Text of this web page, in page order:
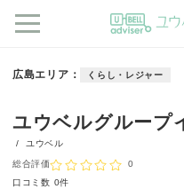
広島エリア くらし・レジャー
ユウベルグループ
/ ユウベル
総合評価
0
口コミ数 0件